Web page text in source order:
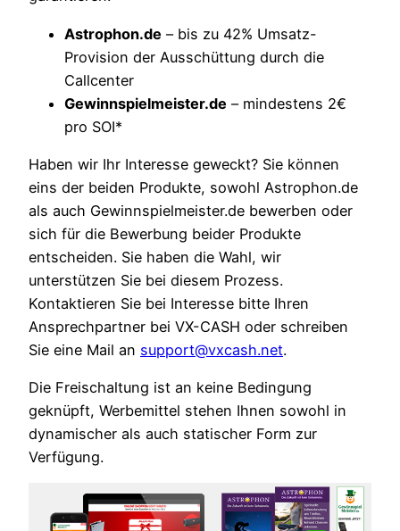
Astrophon.de – bis zu 42% Umsatz-
Provision der Ausschüttung durch die
Callcenter
Gewinnspielmeister.de – mindestens 2€
pro SOI*
Haben wir Ihr Interesse geweckt? Sie können
eins der beiden Produkte, sowohl Astrophon.de
als auch Gewinnspielmeister.de bewerben oder
sich für die Bewerbung beider Produkte
entscheiden. Sie haben die Wahl, wir
unterstützen Sie bei diesem Prozess.
Kontaktieren Sie bei Interesse bitte Ihren
Ansprechpartner bei VX-CASH oder schreiben
Sie eine Mail an support@vxcash.net.
Die Freischaltung ist an keine Bedingung
geknüpft, Werbemittel stehen Ihnen sowohl in
dynamischer als auch statischer Form zur
Verfügung.